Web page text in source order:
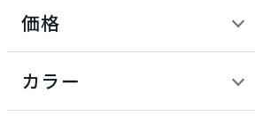
イトーキ
価格
カラー